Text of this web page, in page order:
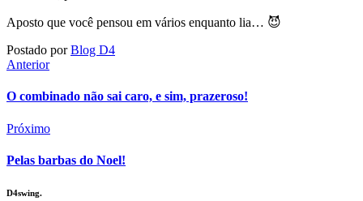
Aposto que você pensou em vários enquanto lia… 😈
Postado porBlog D4
Anterior
O combinado não sai caro, e sim, prazeroso!
Próximo
Pelas barbas do Noel!
D4swing.